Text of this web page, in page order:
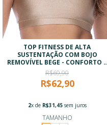
TOP FITNESS DE ALTA
SUSTENTAÇÃO COM BOJO
REMOVÍVEL BEGE - CONFORTO E
TECNOLOGIA
R$69,90
R$62,90
2x de R$31,45sem juros
TAMANHO